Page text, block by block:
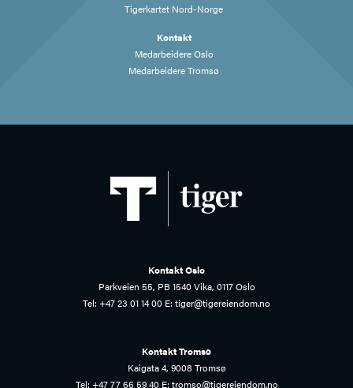
Tigerkartet Nord-Norge
Kontakt
Medarbeidere Oslo
Medarbeidere Tromsø
Kontakt Oslo
Parkveien 55, PB 1540 Vika, 0117 Oslo
Tel: +47 23 01 14 00 E: tiger@tigereiendom.no
Kontakt Tromsø
Kaigata 4, 9008 Tromsø
Tel: +47 77 66 59 40 E: tromso@tigereiendom.no